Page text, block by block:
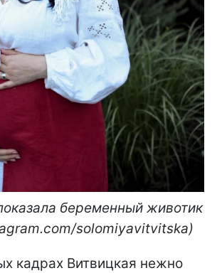
беременный животик
solomiyavitvitska)
кадрах Витвицкая нежно